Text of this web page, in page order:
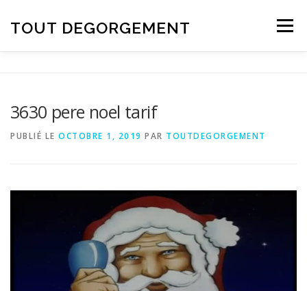
TOUT DEGORGEMENT Menu
3630 pere noel tarif
PUBLIÉ LE OCTOBRE 1, 2019 PAR TOUTDEGORGEMENT